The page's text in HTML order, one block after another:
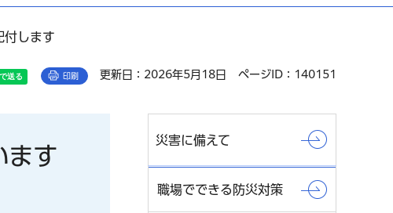
付します
印刷 更新日：2026年5月18日 ページID：140151
ます
災害に備えて
職場でできる防災対策